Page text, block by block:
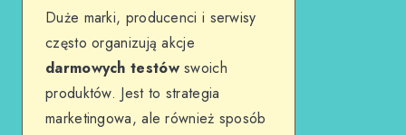
Duże marki, producenci i serwisy
często organizują akcje
darmowych testówswoich
produktów. Jest to strategia
marketingowa, ale również sposób